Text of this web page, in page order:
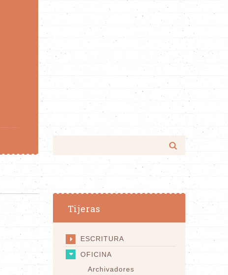
Tijeras
ESCRITURA
OFICINA
Archivadores